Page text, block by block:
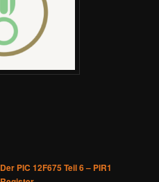
Der PIC 12F675 Teil 6 – PIR1